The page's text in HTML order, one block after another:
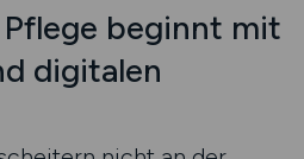
beginnt mit
digitalen